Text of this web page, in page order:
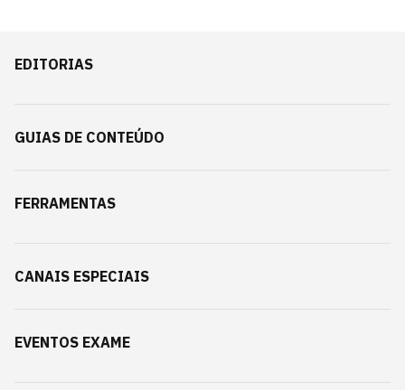
EDITORIAS
GUIAS DE CONTEÚDO
FERRAMENTAS
CANAIS ESPECIAIS
EVENTOS EXAME